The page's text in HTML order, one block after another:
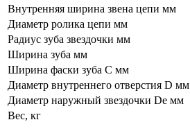
Внутренняя ширина звена цепи мм
Диаметр ролика цепи мм
Радиус зуба звездочки мм
Ширина зуба мм
Ширина фаски зуба C мм
Диаметр внутреннего отверстия D мм
Диаметр наружный звездочки De мм
Вес, кг